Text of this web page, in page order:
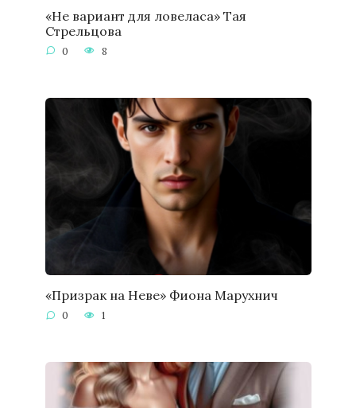
«Не вариант для ловеласа» Тая
Стрельцова
0 8
«Призрак на Неве» Фиона Марухнич
0 1